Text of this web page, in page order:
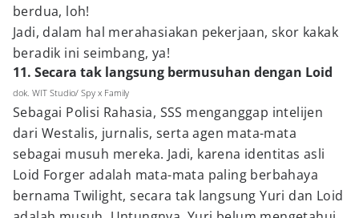
berdua, loh!
Jadi, dalam hal merahasiakan pekerjaan, skor kakak
beradik ini seimbang, ya!
11. Secara tak langsung bermusuhan dengan Loid
dok. WIT Studio/ Spy x Family
Sebagai Polisi Rahasia, SSS menganggap intelijen
dari Westalis, jurnalis, serta agen mata-mata
sebagai musuh mereka. Jadi, karena identitas asli
Loid Forger adalah mata-mata paling berbahaya
bernama Twilight, secara tak langsung Yuri dan Loid